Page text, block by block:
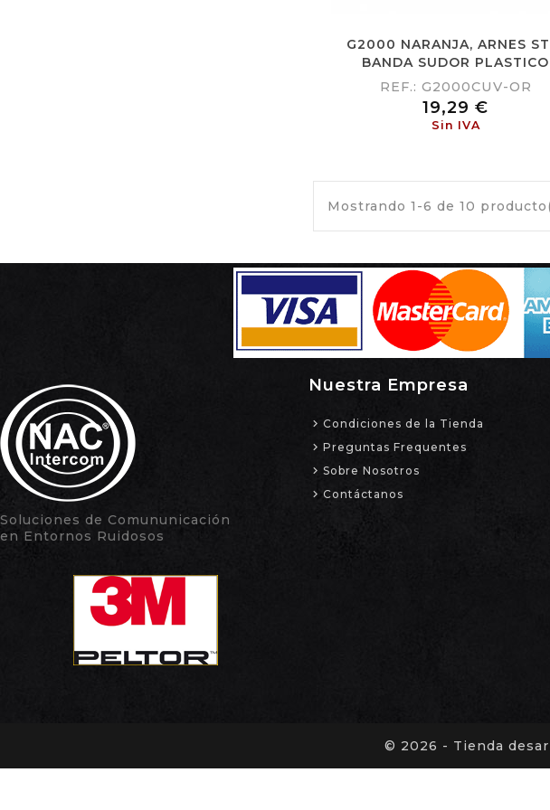
G2000 NARANJA, ARNES
BANDA SUDOR PLASTICO
REF.: G2000CUV-OR
Precio
19,29 €
Sin IVA
Mostrando 1-6 de 10
Soluciones de Comununicación
en Entornos Ruidosos
Nuestra Empresa
Condiciones de la Tienda
Preguntas Frequentes
Sobre Nosotros
Contáctanos
© 2026 - Tienda